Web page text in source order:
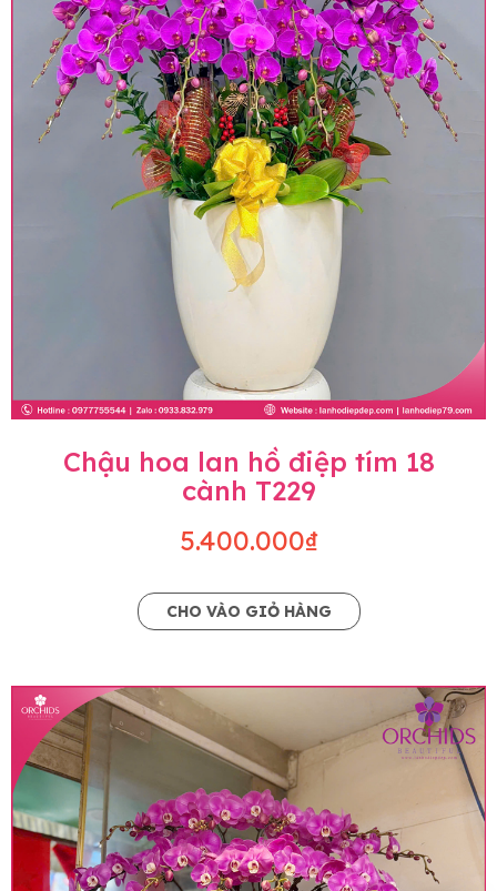
Chậu hoa lan hồ điệp tím 18
cành T229
5.400.000₫
CHO VÀO GIỎ HÀNG